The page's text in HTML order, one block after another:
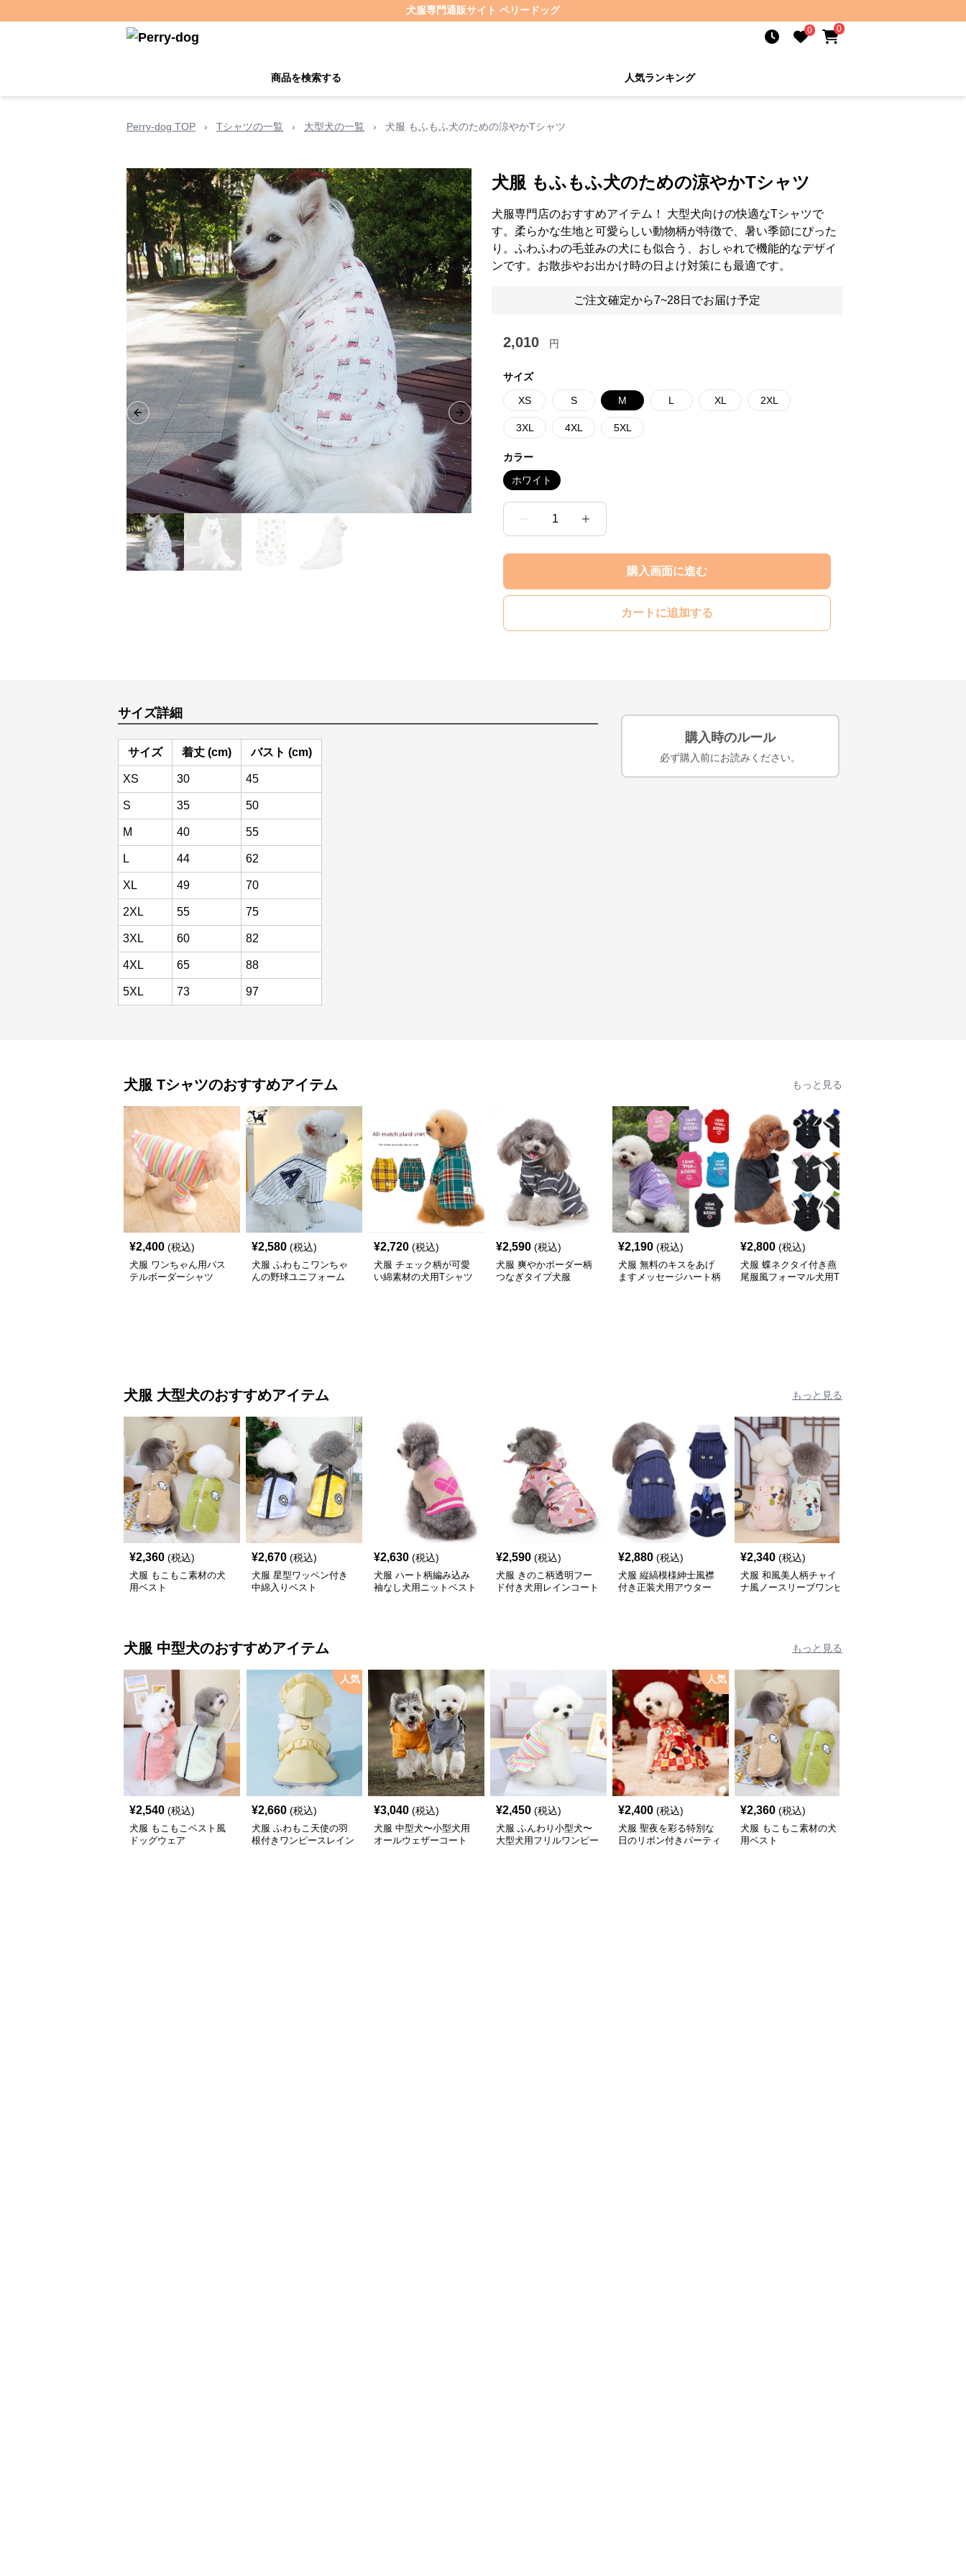
犬服専門通販サイト ペリードッグ
0 0
商品を検索する 人気ランキング
Perry-dog TOP › Tシャツの一覧 › 大型犬の一覧 › 犬服 もふもふ犬のための涼やかTシャツ
Previous slide Next slide
犬服 もふもふ犬のための涼やかTシャツ
犬服専門店のおすすめアイテム！ 大型犬向けの快適なTシャツで
す。柔らかな生地と可愛らしい動物柄が特徴で、暑い季節にぴった
り。ふわふわの毛並みの犬にも似合う、おしゃれで機能的なデザイ
ンです。お散歩やお出かけ時の日よけ対策にも最適です。
ご注文確定から7~28日でお届け予定
2,010 円
サイズ
XS S M L XL 2XL
3XL 4XL 5XL
カラー
ホワイト
1
購入画面に進む
カートに追加する
サイズ詳細
サイズ 着丈 (cm) バスト (cm)
XS 30 45
S 35 50
M 40 55
L 44 62
XL 49 70
2XL 55 75
3XL 60 82
4XL 65 88
5XL 73 97
購入時のルール
必ず購入前にお読みください。
犬服 Tシャツのおすすめアイテム もっと見る
¥2,400 (税込)
犬服 ワンちゃん用パス
テルボーダーシャツ
¥2,580 (税込)
犬服 ふわもこワンちゃ
んの野球ユニフォーム
¥2,720 (税込)
犬服 チェック柄が可愛
い綿素材の犬用Tシャツ
¥2,590 (税込)
犬服 爽やかボーダー柄
つなぎタイプ犬服
¥2,190 (税込)
犬服 無料のキスをあげ
ますメッセージハート柄
¥2,800 (税込)
犬服 蝶ネクタイ付き燕
尾服風フォーマル犬用T
犬服 大型犬のおすすめアイテム もっと見る
¥2,360 (税込)
犬服 もこもこ素材の犬
用ベスト
¥2,670 (税込)
犬服 星型ワッペン付き
中綿入りベスト
¥2,630 (税込)
犬服 ハート柄編み込み
袖なし犬用ニットベスト
¥2,590 (税込)
犬服 きのこ柄透明フー
ド付き犬用レインコート
¥2,880 (税込)
犬服 縦縞模様紳士風襟
付き正装犬用アウター
¥2,340 (税込)
犬服 和風美人柄チャイ
ナ風ノースリーブワンピ
犬服 中型犬のおすすめアイテム もっと見る
¥2,540 (税込)
犬服 もこもこベスト風
ドッグウェア
人気
¥2,660 (税込)
犬服 ふわもこ天使の羽
根付きワンピースレイン
¥3,040 (税込)
犬服 中型犬〜小型犬用
オールウェザーコート
¥2,450 (税込)
犬服 ふんわり小型犬〜
大型犬用フリルワンピー
人気
¥2,400 (税込)
犬服 聖夜を彩る特別な
日のリボン付きパーティ
¥2,360 (税込)
犬服 もこもこ素材の犬
用ベスト